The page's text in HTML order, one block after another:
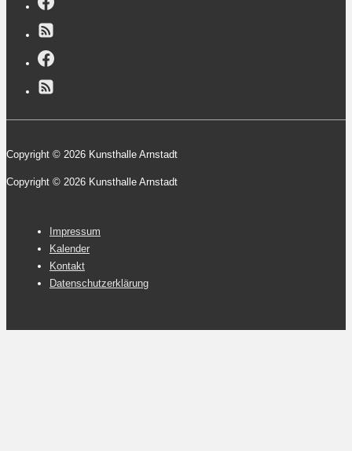
Copyright © 2026 Kunsthalle Arnstadt
Copyright © 2026 Kunsthalle Arnstadt
Footer-
Menü
Impressum
Kalender
Kontakt
Datenschutzerklärung